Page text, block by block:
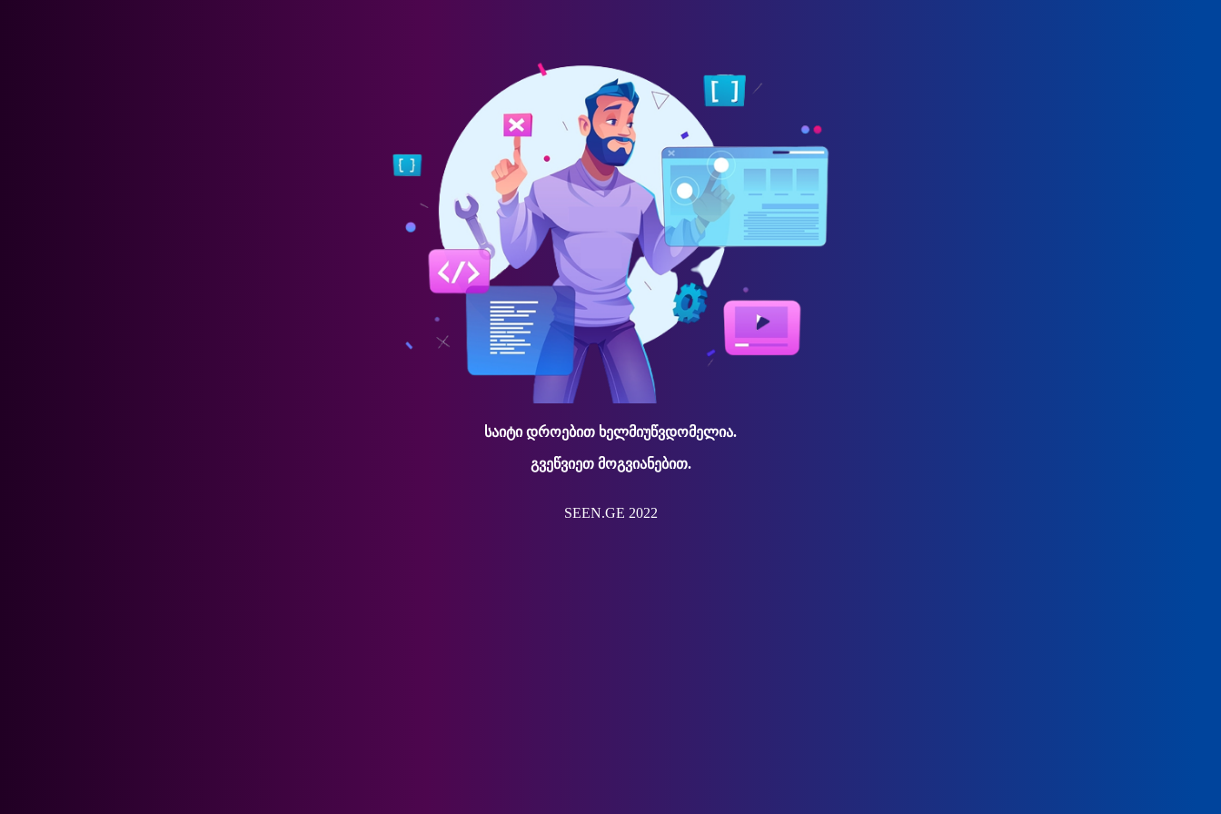
საიტი დროებით ხელმიუწვდომელია.
გვეწვიეთ მოგვიანებით.
SEEN.GE 2022